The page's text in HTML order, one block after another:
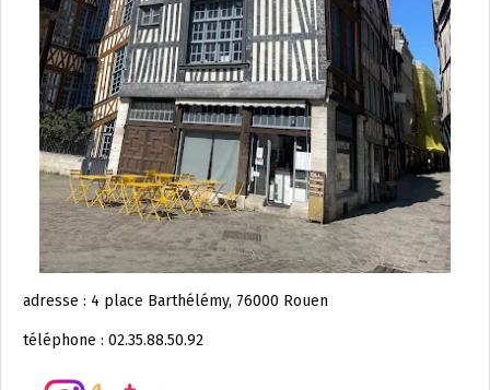
adresse : 4 place Barthélémy, 76000 Rouen
téléphone : 02.35.88.50.92